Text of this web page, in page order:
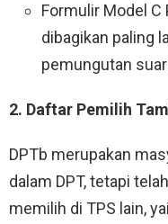
Formulir Model C
dibagikan paling
pemungutan
2. Daftar Pemilih
DPTb merupakan
dalam DPT, tetapi
memilih di TPS lain,